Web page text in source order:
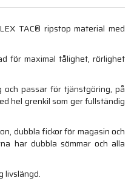
TAC® ripstop material med
för maximal tålighet, rörlighet
passar för tjänstgöring, på
hel grenkil som ger fullständig
dubbla fickor för magasin och
har dubbla sömmar och alla
livslängd.